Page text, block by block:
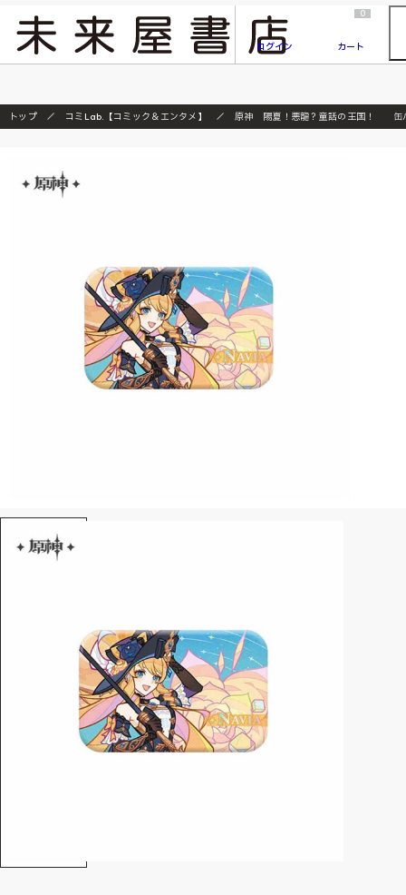
『ONE PIECE magazine 021 ONE PIECEカード付き同梱版』発売延期のご案内
ログイン
0
カート
トップ コミLab.【コミック＆エンタメ】 原神 陽夏！悪龍？童話の王国！ 缶